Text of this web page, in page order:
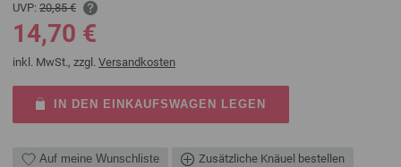
UVP: 20,85 €
14,70 €
inkl. MwSt., zzgl. Versandkosten
IN DEN EINKAUFSWAGEN LEGEN
Auf meine Wunschliste Zusätzliche Knäuel bestellen